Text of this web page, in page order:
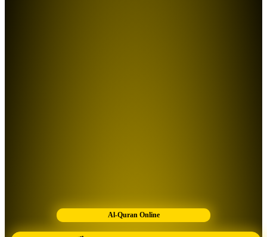
Al-Quran Online